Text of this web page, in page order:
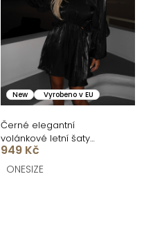
New Vyrobeno v EU
Černé elegantní
volánkové letní šaty
VELANA
949 Kč
ONESIZE